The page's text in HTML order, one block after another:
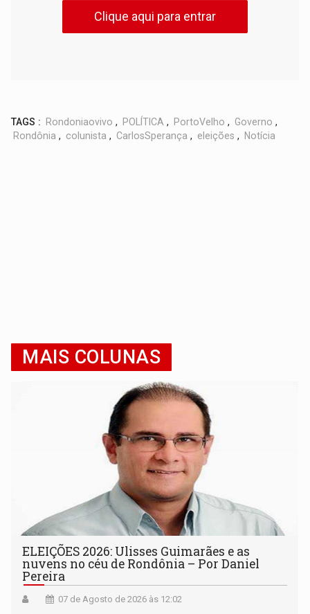
Clique aqui para entrar
TAGS : Rondoniaovivo , POLÍTICA , PortoVelho , Governo ,
Rondônia , colunista , CarlosSperança , eleições , Notícia
MAIS COLUNAS
ELEIÇÕES 2026: Ulisses Guimarães e as
nuvens no céu de Rondônia – Por Daniel
Pereira
07 de Agosto de 2026 às 12:02